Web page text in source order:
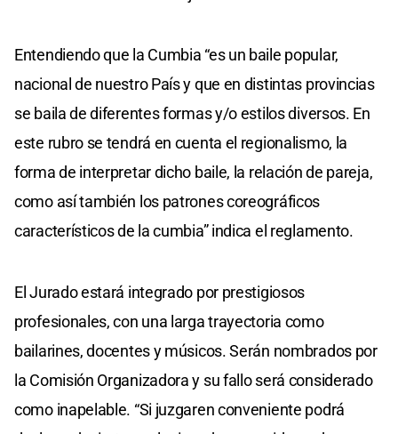
Entendiendo que la Cumbia “es un baile popular,
nacional de nuestro País y que en distintas provincias
se baila de diferentes formas y/o estilos diversos. En
este rubro se tendrá en cuenta el regionalismo, la
forma de interpretar dicho baile, la relación de pareja,
como así también los patrones coreográficos
característicos de la cumbia” indica el reglamento.
El Jurado estará integrado por prestigiosos
profesionales, con una larga trayectoria como
bailarines, docentes y músicos. Serán nombrados por
la Comisión Organizadora y su fallo será considerado
como inapelable. “Si juzgaren conveniente podrá